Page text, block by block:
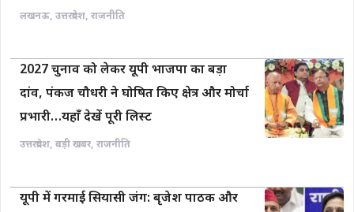
लखनऊ, उत्तरप्रदेश, राजनीति
2027 चुनाव को लेकर यूपी भाजपा का बड़ा
दांव, पंकज चौधरी ने घोषित किए क्षेत्र और मोर्चा
प्रभारी…यहाँ देखें पूरी लिस्ट
उत्तरप्रदेश, बड़ी खबर, राजनीति
यूपी में गरमाई सियासी जंग: बृजेश पाठक और